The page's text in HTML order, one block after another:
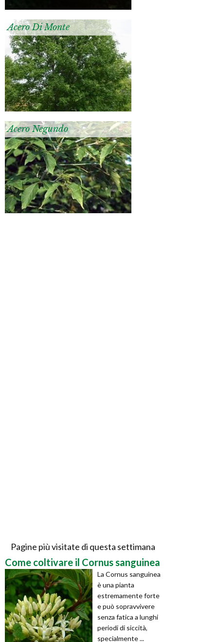
Acero Di Monte
Acero Negundo
Pagine più visitate di questa settimana
Come coltivare il Cornus sanguinea
La Cornus sanguinea
è una pianta
estremamente forte
e può sopravvivere
senza fatica a lunghi
periodi di siccità,
specialmente ...